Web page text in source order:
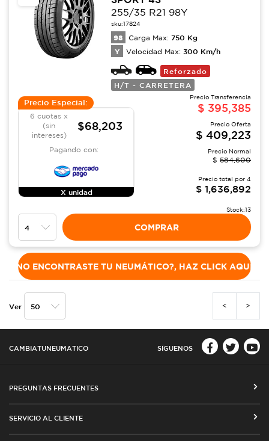
255/35 R21 98Y
sku:17824
98 Carga Max: 750 Kg
Y Velocidad Max: 300 Km/h
Reforzado
H/T - CARRETERA
Precio Especial:
6 cuotas x
(sin
intereses)
$68,203
Pagando con:
X unidad
Precio Transferencia
$ 395,385
Precio Oferta
$ 409,223
Precio Normal
$ 584,600
Precio total por 4
$ 1,636,892
Stock:13
COMPRAR
NO ENCONTRASTE TU NEUMÁTICO?, HAZ CLICK AQUÍ
Ver < >
CAMBIATUNEUMATICO SÍGUENOS
PREGUNTAS FRECUENTES
MEDIOS DE PAGO
SERVICIO AL CLIENTE